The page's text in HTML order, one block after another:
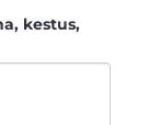
kestus,